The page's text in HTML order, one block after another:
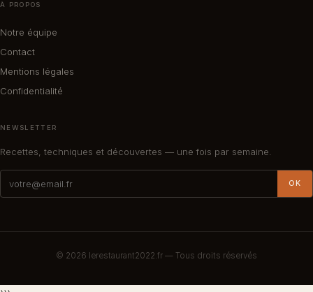
À PROPOS
Notre équipe
Contact
Mentions légales
Confidentialité
NEWSLETTER
Recettes, techniques et découvertes — une fois par semaine.
OK
© 2026 lerestaurant2022.fr — Tous droits réservés